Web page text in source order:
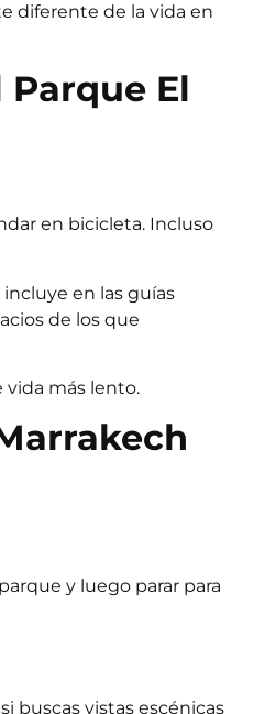
diferente de la vida en
El
en bicicleta. Incluso
en las guías
de los que
más lento.
y luego parar para
buscas vistas escénicas